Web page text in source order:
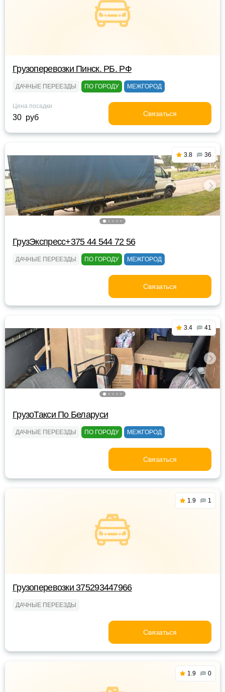
Грузоперевозки Пинск. РБ. РФ
ДАЧНЫЕ ПЕРЕЕЗДЫ ПО ГОРОДУ МЕЖГОРОД
Цена посадки
30 руб Связаться
3.8 36
ГрузЭкспресс+375 44 544 72 56
ДАЧНЫЕ ПЕРЕЕЗДЫ ПО ГОРОДУ МЕЖГОРОД
Связаться
3.4 41
ГрузоТакси По Беларуси
ДАЧНЫЕ ПЕРЕЕЗДЫ ПО ГОРОДУ МЕЖГОРОД
Связаться
1.9 1
Грузоперевозки 375293447966
ДАЧНЫЕ ПЕРЕЕЗДЫ
Связаться
1.9 0